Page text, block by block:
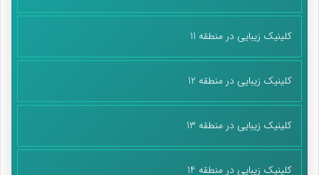
کلینیک زیبایی در منطقه 11
کلینیک زیبایی در منطقه 12
کلینیک زیبایی در منطقه 13
کلینیک زیبایی در منطقه 14